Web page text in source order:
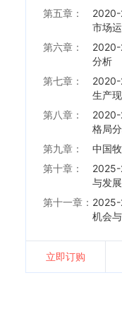
第五章：
2020-
市场
第六章：
2020-
分析
第七章：
2020-
生产
第八章：
2020-
格局
第九章：
中国
第十章：
2025-
与发
第十一章： 2025-
机会
立即订购